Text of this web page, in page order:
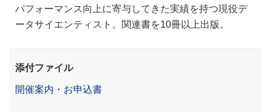
パフォーマンス向上に寄与してきた実績を持つ現役デ
ータサイエンティスト。関連書を10冊以上出版。
添付ファイル
開催案内・お申込書